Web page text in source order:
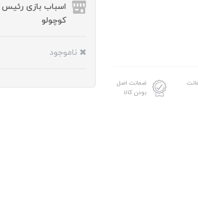
ضمانت اصل
بودن کالا
اسباب بازی رئیس
کوچولو
ناموجود